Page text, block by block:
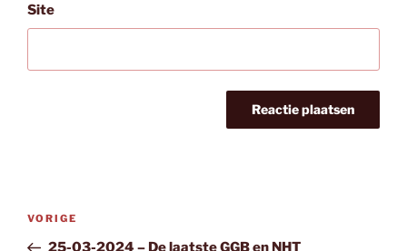
Site
Bericht
Vorig
bericht
VORIGE
25-03-2024 – De laatste GGB en NHT